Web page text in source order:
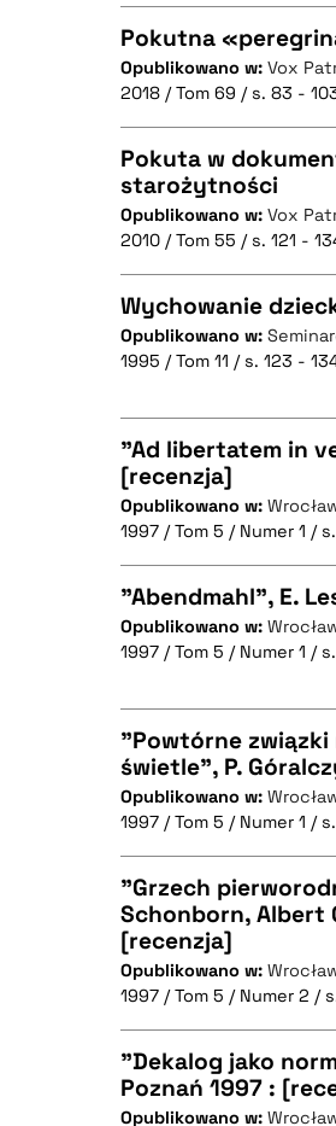
BIBTEX
CZYSTY
BIBTEX
Pokutna
Opublikowano w: Vox
2018 / Tom 69 / s. 83 -
CZYSTY
BIBTEX
Pokuta w
starożytności
Opublikowano w: Vox
2010 / Tom 55 / s. 121 -
CZYSTY
BIBTEX
Wychowanie
Opublikowano w:
1995 / Tom 11 / s. 123 -
CZYSTY
BIBTEX
"Ad libertatem in
[recenzja]
Opublikowano w:
1997 / Tom 5 / Numer 1 /
CZYSTY
BIBTEX
"Abendmahl", E.
Opublikowano w:
1997 / Tom 5 / Numer 1 /
CZYSTY
BIBTEX
"Powtórne związki
świetle", P.
Opublikowano w:
1997 / Tom 5 / Numer 1 /
CZYSTY TEKST
BIBTEX
"Grzech
Schonborn, Albert
[recenzja]
Opublikowano w:
1997 / Tom 5 / Numer 2 /
"Dekalog jako
Poznań 1997 :
Opublikowano w: